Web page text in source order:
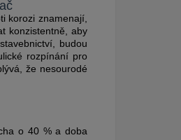
korozi znamenají,
konzistentně, aby
budou
rozpínání pro
že nesourodé
o 40 % a doba